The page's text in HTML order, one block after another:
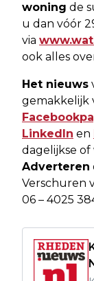
woning de
u dan vóór
via
ook alles
Het nieuws
gemakkelijk
LinkedIn en
dagelijkse of
Adverteren
Verschuren
06 – 4025